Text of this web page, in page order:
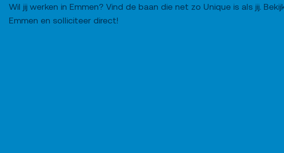
Wil jij werken in Emmen? Vind de baan die net zo Unique is als jij.
Emmen en solliciteer direct!